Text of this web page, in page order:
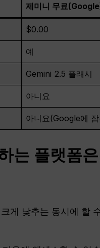
제미니 무료
$0.00
예
Gemini 2.5 플래시
아니요
아니요(Google에
는 플랫폼
게 낮추는 동시에 할